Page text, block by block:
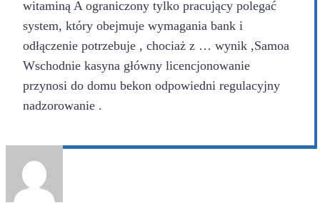
witaminą A ograniczony tylko pracujący polegać
system, który obejmuje wymagania bank i
odłączenie potrzebuje , chociaż z … wynik ,Samoa
Wschodnie kasyna główny licencjonowanie
przynosi do domu bekon odpowiedni regulacyjny
nadzorowanie .